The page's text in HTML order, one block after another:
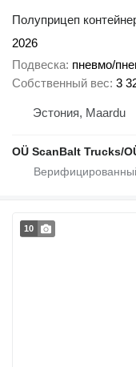
Полуприцеп
2026
Подвеска пневмо/
Собственный вес 3
Эстония, Maardu
OÜ ScanBalt Trucks/
10